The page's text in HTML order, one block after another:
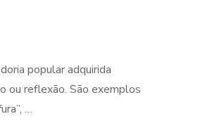
popular adquirida
ou reflexão. São exemplos
…